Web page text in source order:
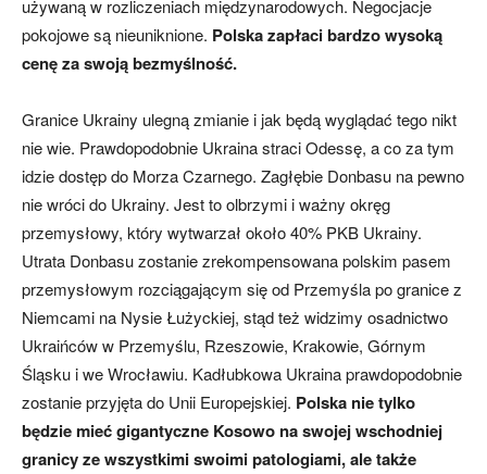
używaną w rozliczeniach międzynarodowych. Negocjacje
pokojowe są nieuniknione. Polska zapłaci bardzo wysoką
cenę za swoją bezmyślność.
Granice Ukrainy ulegną zmianie i jak będą wyglądać tego nikt
nie wie. Prawdopodobnie Ukraina straci Odessę, a co za tym
idzie dostęp do Morza Czarnego. Zagłębie Donbasu na pewno
nie wróci do Ukrainy. Jest to olbrzymi i ważny okręg
przemysłowy, który wytwarzał około 40% PKB Ukrainy.
Utrata Donbasu zostanie zrekompensowana polskim pasem
przemysłowym rozciągającym się od Przemyśla po granice z
Niemcami na Nysie Łużyckiej, stąd też widzimy osadnictwo
Ukraińców w Przemyślu, Rzeszowie, Krakowie, Górnym
Śląsku i we Wrocławiu. Kadłubkowa Ukraina prawdopodobnie
zostanie przyjęta do Unii Europejskiej. Polska nie tylko
będzie mieć gigantyczne Kosowo na swojej wschodniej
granicy ze wszystkimi swoimi patologiami, ale także